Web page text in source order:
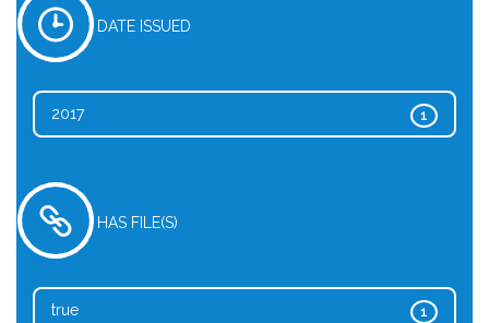
DATE ISSUED
1
2017
HAS FILE(S)
1
true